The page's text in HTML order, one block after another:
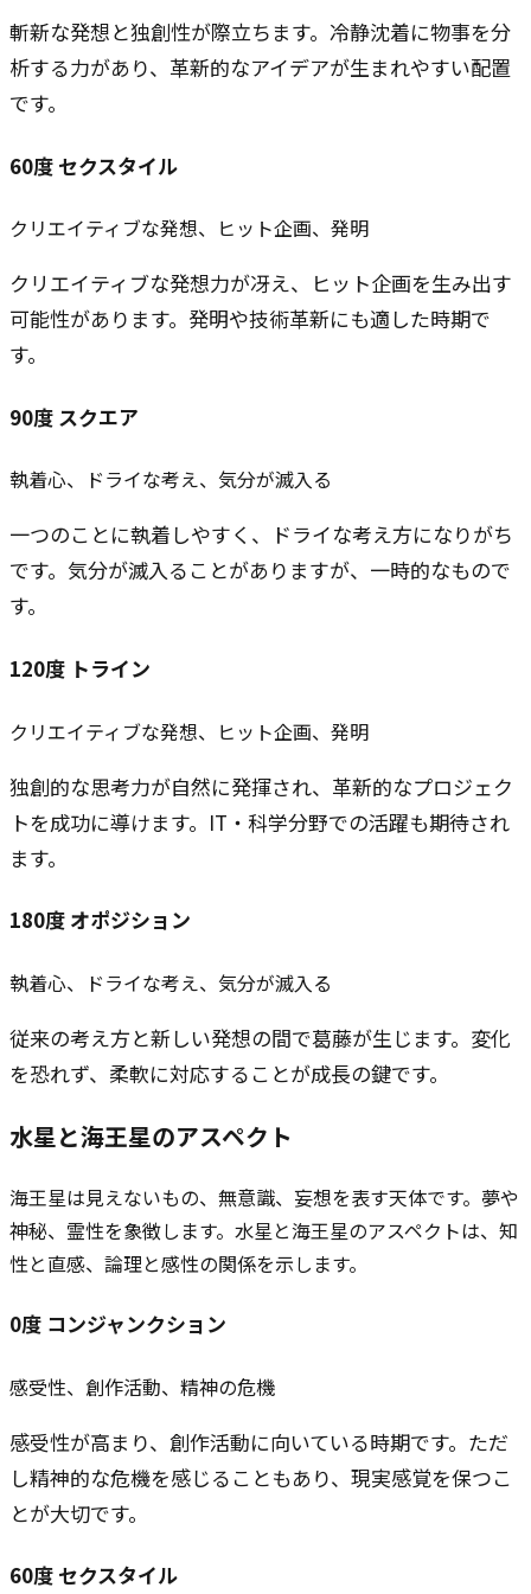
斬新な発想と独創性が際立ちます。冷静沈着に物事を分
析する力があり、革新的なアイデアが生まれやすい配置
です。
60度 セクスタイル
クリエイティブな発想、ヒット企画、発明
クリエイティブな発想力が冴え、ヒット企画を生み出す
可能性があります。発明や技術革新にも適した時期で
す。
90度 スクエア
執着心、ドライな考え、気分が滅入る
一つのことに執着しやすく、ドライな考え方になりがち
です。気分が滅入ることがありますが、一時的なもので
す。
120度 トライン
クリエイティブな発想、ヒット企画、発明
独創的な思考力が自然に発揮され、革新的なプロジェク
トを成功に導けます。IT・科学分野での活躍も期待され
ます。
180度 オポジション
執着心、ドライな考え、気分が滅入る
従来の考え方と新しい発想の間で葛藤が生じます。変化
を恐れず、柔軟に対応することが成長の鍵です。
水星と海王星のアスペクト
海王星は見えないもの、無意識、妄想を表す天体です。夢や
神秘、霊性を象徴します。水星と海王星のアスペクトは、知
性と直感、論理と感性の関係を示します。
0度 コンジャンクション
感受性、創作活動、精神の危機
感受性が高まり、創作活動に向いている時期です。ただ
し精神的な危機を感じることもあり、現実感覚を保つこ
とが大切です。
60度 セクスタイル